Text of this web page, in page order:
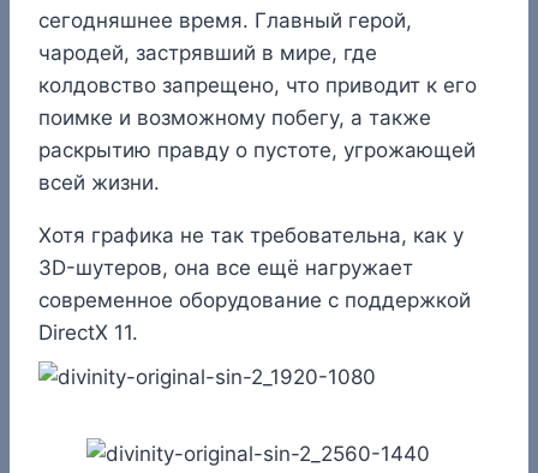
сегодняшнее время. Главный герой,
чародей, застрявший в мире, где
колдовство запрещено, что приводит к его
поимке и возможному побегу, а также
раскрытию правду о пустоте, угрожающей
всей жизни.
Хотя графика не так требовательна, как у
3D-шутеров, она все ещё нагружает
современное оборудование с поддержкой
DirectX 11.